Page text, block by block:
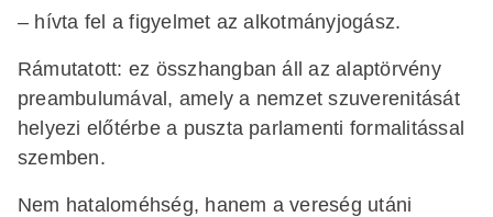
– hívta fel a figyelmet az alkotmányjogász.
Rámutatott: ez összhangban áll az alaptörvény
preambulumával, amely a nemzet szuverenitását
helyezi előtérbe a puszta parlamenti formalitással
szemben.
Nem hataloméhség, hanem a vereség utáni